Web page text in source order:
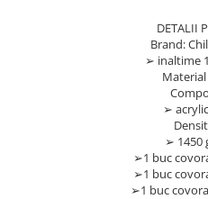
DETALII
Brand:
➢ inaltime
➢
➢ 1450
➢1 buc
➢1 buc
➢1 buc